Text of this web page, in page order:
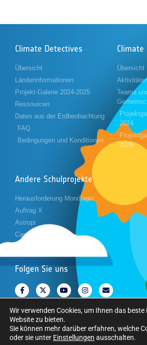
Climate Detectives
Übersicht
Länderinformationen
Projekt-Galerie 2024-2025
Ressourcen
Daten aus der Erdbeobachtung
FAQ
Bedingungen und Konditionen
Übersicht
Teams
2024
2025
Andere Schulprojekte
Herausforderung Mondlager
Auftrag X
Astropi
Cansat
Folgen Sie uns
Copyright © Europäische Weltraumorganisation.
Wir verwenden Cookies, um Ihnen das
Website zu bieten.
Sie können mehr darüber erfahren, welche
oder sie unter Einstellungen ausschalten.